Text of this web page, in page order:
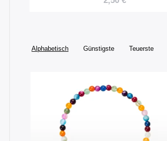
Alphabetisch Günstigste Teuerste